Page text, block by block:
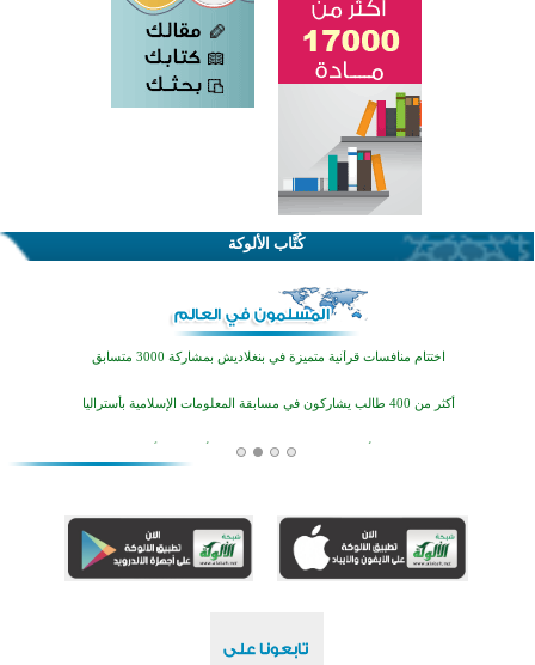
كُتَّاب الألوكة
اختتام الدورة التاسعة لمسابقة حفظ وتلاوة القرآن الكريم في أزناكاييف
تيسليتش تختتم برنامجا تعليميا لتعزيز القيم وبناء الشخصية للشباب المسلمين
اختتام منافسات قرآنية متميزة في بنغلاديش بمشاركة 3000 متسابق
القرآن والتربية في صدارة البرامج الصيفية للمسلمين في بينزا وساراتوف وموردوفيا هذا العام
اختتام الدورة التاسعة لمسابقة حفظ وتلاوة القرآن الكريم في أزناكاييف